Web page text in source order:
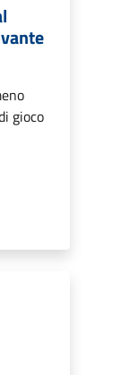
gioco